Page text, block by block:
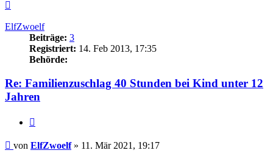
ElfZwoelf
Beiträge: 3
Registriert: 14. Feb 2013, 17:35
Behörde:
Re: Familienzuschlag 40 Stunden bei Kind unter 12
Jahren
Beitrag
von ElfZwoelf» 11. Mär 2021, 19:17